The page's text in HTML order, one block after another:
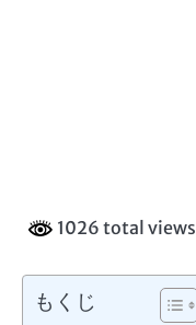
1026 total views
もくじ